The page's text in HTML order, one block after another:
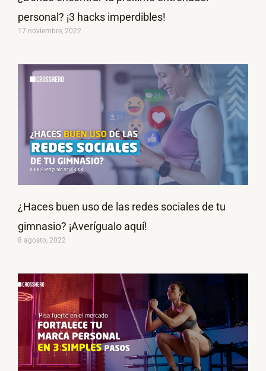
personal? ¡3 hacks imperdibles!
17 noviembre, 2022
¿Haces buen uso de las redes sociales de tu
gimnasio? ¡Averígualo aquí!
8 agosto, 2022